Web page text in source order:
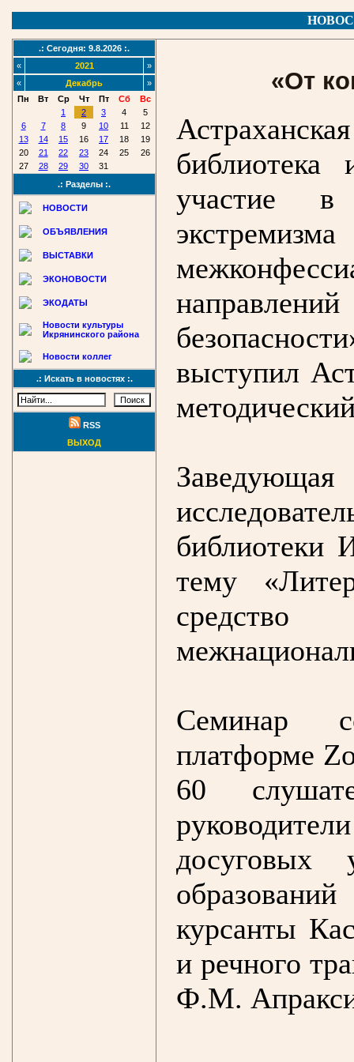
.: Сегодня: 9.8.2026 :.
«
2021
»
«
Декабрь
»
Пн
Вт Ср Чт Пт Сб
Вс
1
2 3 4
5
6
7 8 9 10 11
12
13
14 15 16 17 18
19
20
21 22 23 24 25
26
27
28 29 30
31
.: Разделы :.
НОВОСТИ
ОБЪЯВЛЕНИЯ
ВЫСТАВКИ
ЭКОНОВОСТИ
ЭКОДАТЫ
Новости культуры
Икрянинского района
Новости коллег
.: Искать в новостях :.
RSS
ВЫХОД
«От
участие в
выступил
библиотеки
тему
Семинар
платформе
60
досуговых
курсанты
и речного
Ф.М.